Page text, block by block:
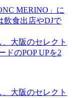
MERINO」に
飲食出店やDJで
、大阪のセレクト
ドのPOP UPを2
、大阪のセレクト